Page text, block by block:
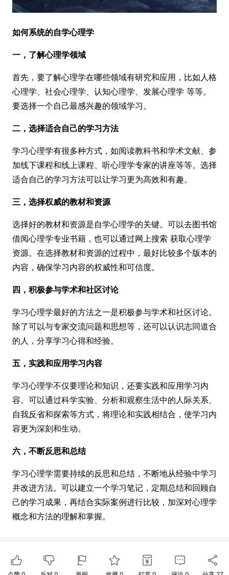
如何系统的自学心理学
一，了解心理学领域
首先，要了解心理学在哪些领域有研究和应用，比如人格
心理学、社会心理学、认知心理学、发展心理学 等等。
要选择一个自己最感兴趣的领域学习。
二，选择适合自己的学习方法
学习心理学有很多种方式，如阅读教科书和学术文献、参
加线下课程和线上课程、听心理学专家的讲座等等。选择
适合自己的学习方法可以让学习更为高效和有趣。
三，选择权威的教材和资源
选择好的教材和资源是自学心理学的关键。可以去图书馆
借阅心理学专业书籍，也可以通过网上搜索 获取心理学
资源。在选择教材和资源的过程中，最好比较多个版本的
内容，确保学习内容的权威性和可信度。
四，积极参与学术和社区讨论
学习心理学最好的方法之一是积极参与学术和社区讨论。
除了可以与专家交流问题和思想等，还可以认识志同道合
的人，分享学习心得和经验。
五，实践和应用学习内容
学习心理学不仅要理论和知识，还要实践和应用学习内
容。可以通过科学实验、分析和观察生活中的人际关系、
自我反省和探索等方式，将理论和实践相结合，使学习内
容更为深刻和生动。
六，不断反思和总结
学习心理学需要持续的反思和总结，不断地从经验中学习
并改进方法。可以建立一个学习笔记，定期总结和回顾自
己的学习成果，再结合实际案例进行比较，加深对心理学
概念和方法的理解和掌握。